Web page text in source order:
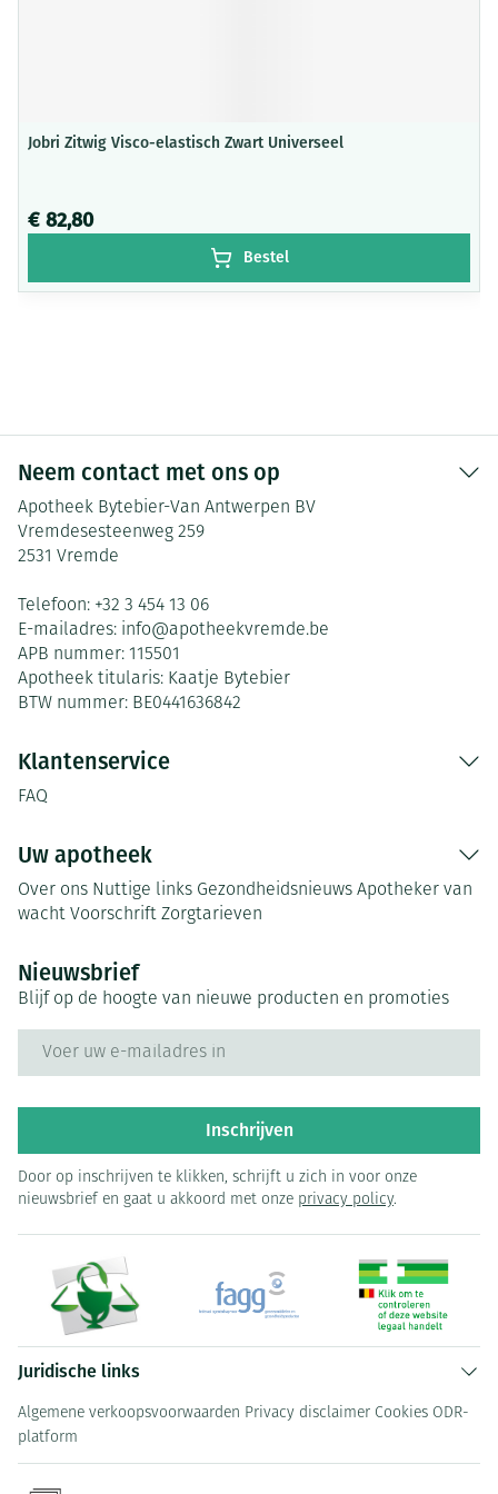
Jobri Zitwig Visco-elastisch Zwart Universeel
€ 82,80
Bestel
Neem contact met ons op
Apotheek Bytebier-Van Antwerpen BV
Vremdesesteenweg 259
2531 Vremde
Telefoon: +32 3 454 13 06
E-mailadres: info@apotheekvremde.be
APB nummer: 115501
Apotheek titularis: Kaatje Bytebier
BTW nummer: BE0441636842
Klantenservice
FAQ
Uw apotheek
Over ons Nuttige links Gezondheidsnieuws Apotheker van
wacht Voorschrift Zorgtarieven
Nieuwsbrief
Blijf op de hoogte van nieuwe producten en promoties
Inschrijven
Door op inschrijven te klikken, schrijft u zich in voor onze
nieuwsbrief en gaat u akkoord met onze privacy policy.
Juridische links
Algemene verkoopsvoorwaarden Privacy disclaimer Cookies ODR-
platform